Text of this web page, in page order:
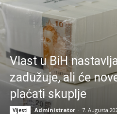
Vlast u BiH
zadužuje, ali će
plaćati skuplje
Vijesti Administrator - 7. Augusta